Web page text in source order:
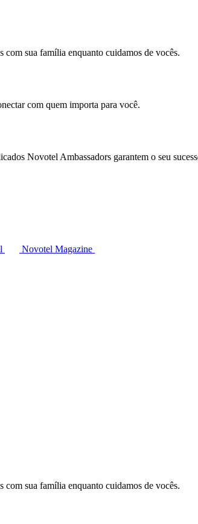
sua família enquanto cuidamos de vocês.
com quem importa para você.
Novotel Ambassadors garantem o seu
Novotel Magazine
sua família enquanto cuidamos de vocês.